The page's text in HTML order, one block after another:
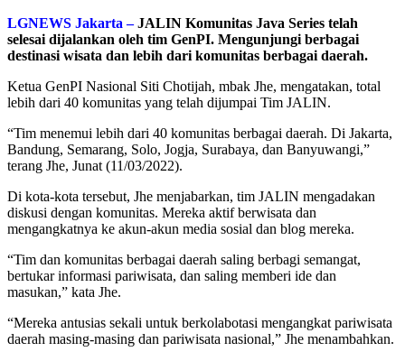
LGNEWS Jakarta –JALIN Komunitas Java Series telah
selesai dijalankan oleh tim GenPI. Mengunjungi berbagai
destinasi wisata dan lebih dari komunitas berbagai daerah.
Ketua GenPI Nasional Siti Chotijah, mbak Jhe, mengatakan, total
lebih dari 40 komunitas yang telah dijumpai Tim JALIN.
“Tim menemui lebih dari 40 komunitas berbagai daerah. Di Jakarta,
Bandung, Semarang, Solo, Jogja, Surabaya, dan Banyuwangi,”
terang Jhe, Junat (11/03/2022).
Di kota-kota tersebut, Jhe menjabarkan, tim JALIN mengadakan
diskusi dengan komunitas. Mereka aktif berwisata dan
mengangkatnya ke akun-akun media sosial dan blog mereka.
“Tim dan komunitas berbagai daerah saling berbagi semangat,
bertukar informasi pariwisata, dan saling memberi ide dan
masukan,” kata Jhe.
“Mereka antusias sekali untuk berkolabotasi mengangkat pariwisata
daerah masing-masing dan pariwisata nasional,” Jhe menambahkan.